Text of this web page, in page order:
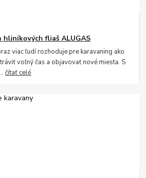
fliaš ALUGAS
viac ľudí rozhoduje pre karavaning ako
voľný čas a objavovať nové miesta. S
čítať celé